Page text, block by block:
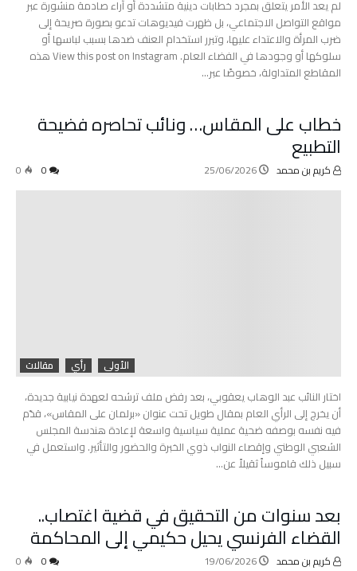
لم يعد الأمر يتعلق بمجرد خطابات دينية متشددة أو آراء صادمة منشورة عبر
مواقع التواصل الاجتماعي، بل ظهرت فيديوهات تدعو بصورة صريحة إلى
ضرب المرأة والاعتداء عليها، وتبرر استخدام العنف ضدها بسبب لباسها أو
سلوكها أو وجودها في الفضاء العام. View this post on Instagram هذه
المقاطع المتداولة، خصوصًا عبر…
خطاب على المقاس… ونائب تحاصره فضيحة
التطبيع
كريم بن محمد 25/06/2026
0
الأولى رأي مقالات
اختار النائب عبد الوهاب يعقوبي، بعد رفض ملف ترشحه لعهدة نيابية جديدة،
أن يخرج إلى الرأي العام بمقال طويل تحت عنوان «برلمان على المقاس»، قدّم
فيه نفسه بوصفه ضحية عملية سياسية واسعة لإعادة هندسة المجلس
الشعبي الوطني وإقصاء النواب ذوي الخبرة والحضور والتأثير. واستعمل في
سبيل ذلك قاموساً ثقيلاً عن…
بعد سنوات من التحقيق في قضية اغتصاب..
القضاء الفرنسي يحيل حكيمي إلى المحاكمة
كريم بن محمد 19/06/2026
0